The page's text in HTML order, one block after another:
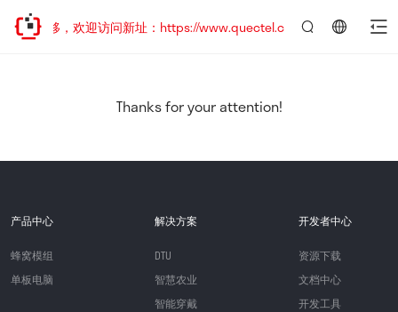
址已迁移，欢迎访问新址：https://www.quectel.com.cn
Thanks for your attention!
产品中心
蜂窝模组
单板电脑
解决方案
DTU
智慧农业
智能穿戴
开发者中心
资源下载
文档中心
开发工具